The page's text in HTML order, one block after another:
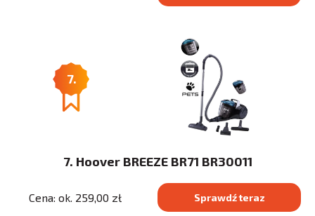
7.
7. Hoover BREEZE BR71 BR30011
Cena: ok. 259,00 zł Sprawdź teraz